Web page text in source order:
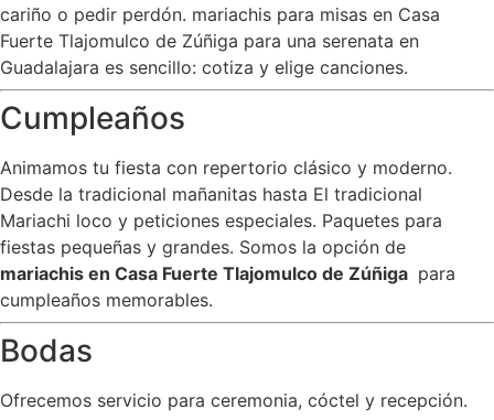
cariño o pedir perdón. mariachis para misas en Casa
Fuerte Tlajomulco de Zúñiga para una serenata en
Guadalajara es sencillo: cotiza y elige canciones.
Cumpleaños
Animamos tu fiesta con repertorio clásico y moderno.
Desde la tradicional mañanitas hasta El tradicional
Mariachi loco y peticiones especiales. Paquetes para
fiestas pequeñas y grandes. Somos la opción de
mariachis en Casa Fuerte Tlajomulco de Zúñiga para
cumpleaños memorables.
Bodas
Ofrecemos servicio para ceremonia, cóctel y recepción.